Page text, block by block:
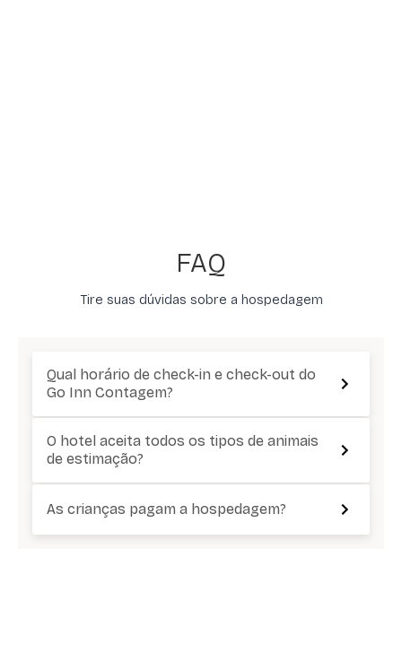
FAQ
Tire suas dúvidas sobre a hospedagem
Qual horário de check-in e check-out do
Go Inn Contagem?
O hotel aceita todos os tipos de animais
de estimação?
As crianças pagam a hospedagem?